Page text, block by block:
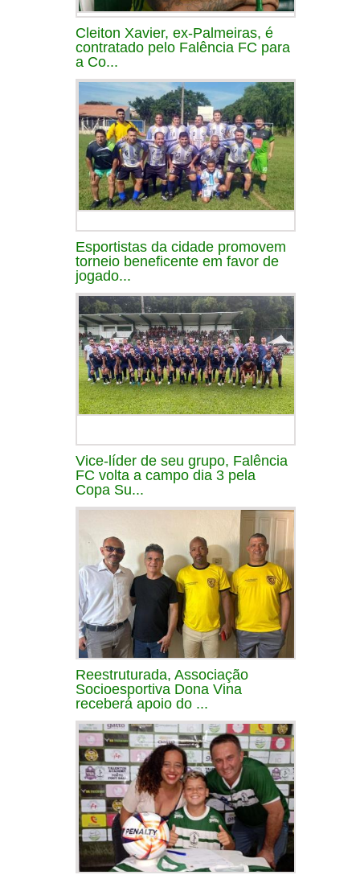
Cleiton Xavier, ex-Palmeiras, é
contratado pelo Falência FC para
a Co...
Esportistas da cidade promovem
torneio beneficente em favor de
jogado...
Vice-líder de seu grupo, Falência
FC volta a campo dia 3 pela
Copa Su...
Reestruturada, Associação
Socioesportiva Dona Vina
receberá apoio do ...